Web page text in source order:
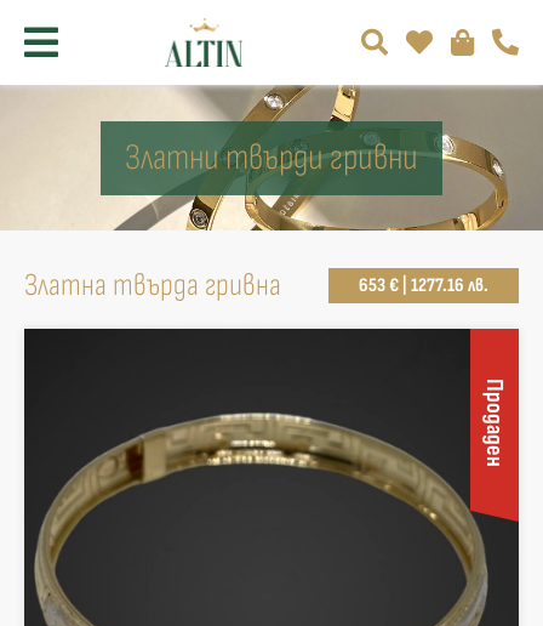
Златни твърди гривни
Златна твърда гривнa 653 € | 1277.16 лв.
Продаден